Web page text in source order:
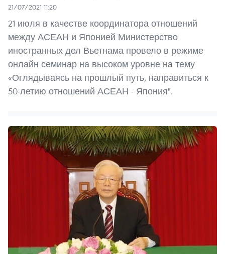
21/07/2021 11:20
21 июля в качестве координатора отношений
между АСЕАН и Японией Министерство
иностранных дел Вьетнама провело в режиме
онлайн семинар на высоком уровне на тему
«Оглядываясь на прошлый путь, направиться к
50-летию отношений АСЕАН - Япония".